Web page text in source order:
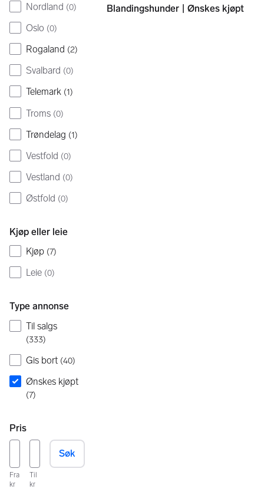
Nordland (0)
Oslo (0)
Rogaland (2)
Svalbard (0)
Telemark (1)
Troms (0)
Trøndelag (1)
Vestfold (0)
Vestland (0)
Østfold (0)
Kjøp eller leie
Kjøp (7)
Leie (0)
Type annonse
Til salgs
(333)
Gis bort (40)
Ønskes kjøpt
(7)
Pris
Fra
kr
Til
kr
Søk
Blandingshunder | Ønskes kjøpt